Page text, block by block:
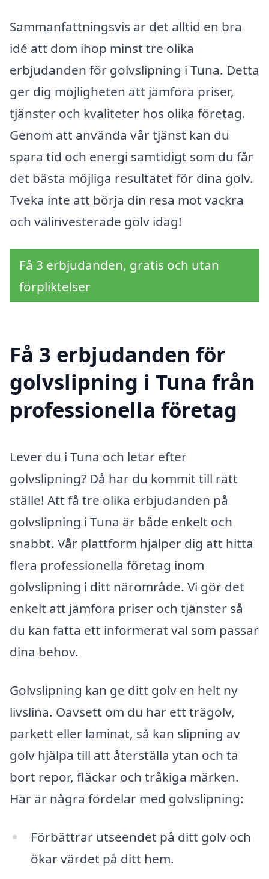
Sammanfattningsvis är det alltid en bra
idé att dom ihop minst tre olika
erbjudanden för golvslipning i Tuna. Detta
ger dig möjligheten att jämföra priser,
tjänster och kvaliteter hos olika företag.
Genom att använda vår tjänst kan du
spara tid och energi samtidigt som du får
det bästa möjliga resultatet för dina golv.
Tveka inte att börja din resa mot vackra
och välinvesterade golv idag!
Få 3 erbjudanden, gratis och utan
förpliktelser
Få 3 erbjudanden för
golvslipning i Tuna från
professionella företag
Lever du i Tuna och letar efter
golvslipning? Då har du kommit till rätt
ställe! Att få tre olika erbjudanden på
golvslipning i Tuna är både enkelt och
snabbt. Vår plattform hjälper dig att hitta
flera professionella företag inom
golvslipning i ditt närområde. Vi gör det
enkelt att jämföra priser och tjänster så
du kan fatta ett informerat val som passar
dina behov.
Golvslipning kan ge ditt golv en helt ny
livslina. Oavsett om du har ett trägolv,
parkett eller laminat, så kan slipning av
golv hjälpa till att återställa ytan och ta
bort repor, fläckar och tråkiga märken.
Här är några fördelar med golvslipning:
Förbättrar utseendet på ditt golv och
ökar värdet på ditt hem.